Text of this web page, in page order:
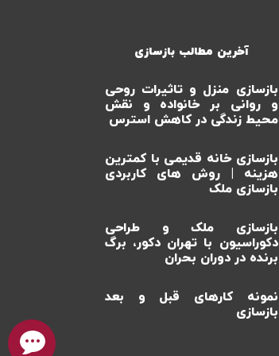
آخرین مطالب بازسازی
بازسازی منزل و تاثیرات روحی
و روانی بر خانواده و نقش
محیط زندگی در کاهش استرس
بازسازی خانه قدیمی با کمترین
هزینه | روش های کاربردی
بازسازی ملک
بازسازی ملک و طراحی
دکوراسیون با تهران دکور، برگ
برنده در دوران بحران
نمونه کارهای قبل و بعد
بازسازی